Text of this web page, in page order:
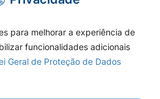
para melhorar a experiência de
funcionalidades adicionais
Geral de Proteção de Dados